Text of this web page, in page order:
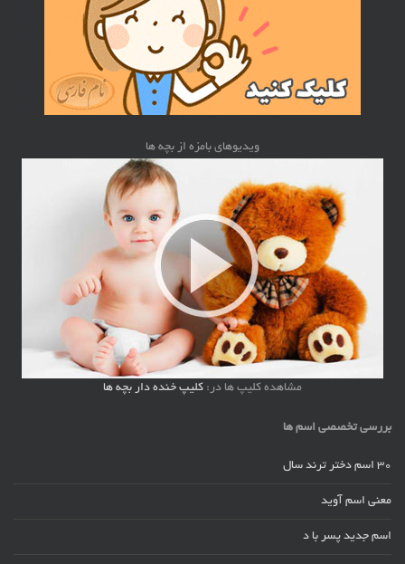
ویدیوهای بامزه از بچه ها
مشاهده کلیپ ها در: کلیپ خنده دار بچه ها
بررسی تخصصی اسم ها
30 اسم دختر ترند سال
معنی اسم آوید
اسم جدید پسر با د